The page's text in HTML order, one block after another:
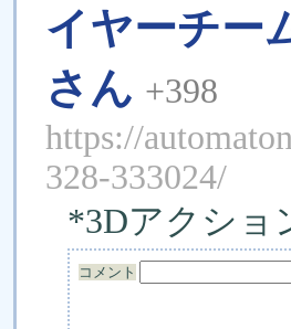
イヤーチー
さん +398
https://
328-333024/
*3Dアクショ
コメント